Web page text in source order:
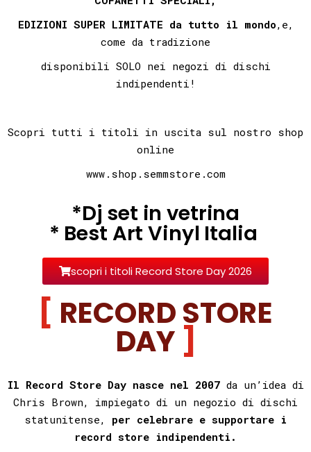
EDIZIONI SUPER LIMITATE da tutto il mondo, e,
come da tradizione
disponibili SOLO nei negozi di dischi
indipendenti!
Scopri tutti i titoli in uscita sul nostro shop
online
www.shop.semmstore.com
*Dj set in vetrina
* Best Art Vinyl Italia
scopri i titoli Record Store Day 2026
RECORD STORE
DAY
Il Record Store Day nasce nel 2007 da un’idea di
Chris Brown, impiegato di un negozio di dischi
statunitense,
per celebrare e supportare i
record store indipendenti.